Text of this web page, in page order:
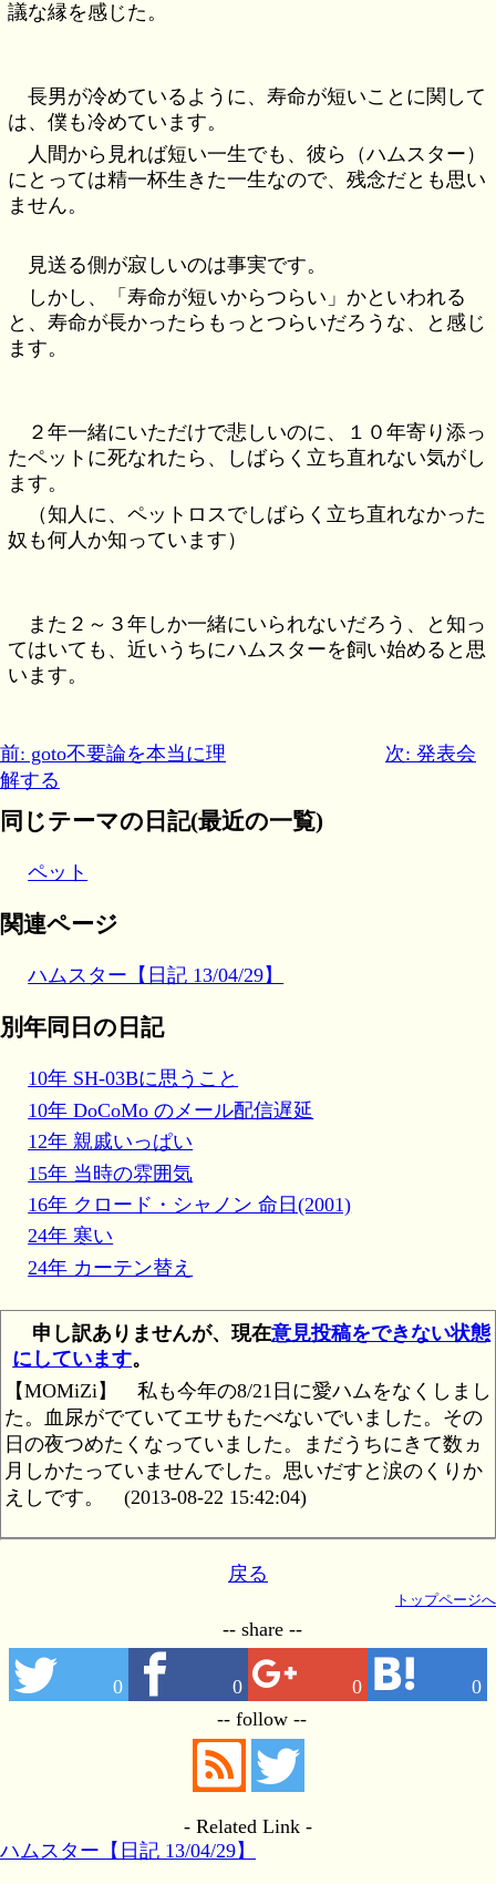
議な縁を感じた。
長男が冷めているように、寿命が短いことに関して
は、僕も冷めています。
人間から見れば短い一生でも、彼ら（ハムスター）
にとっては精一杯生きた一生なので、残念だとも思い
ません。
見送る側が寂しいのは事実です。
しかし、「寿命が短いからつらい」かといわれる
と、寿命が長かったらもっとつらいだろうな、と感じ
ます。
２年一緒にいただけで悲しいのに、１０年寄り添っ
たペットに死なれたら、しばらく立ち直れない気がし
ます。
（知人に、ペットロスでしばらく立ち直れなかった
奴も何人か知っています）
また２～３年しか一緒にいられないだろう、と知っ
てはいても、近いうちにハムスターを飼い始めると思
います。
前: goto不要論を本当に理
解する
次: 発表会
同じテーマの日記(最近の一覧)
ペット
関連ページ
ハムスター【日記 13/04/29】
別年同日の日記
10年 SH-03Bに思うこと
10年 DoCoMo のメール配信遅延
12年 親戚いっぱい
15年 当時の雰囲気
16年 クロード・シャノン 命日(2001)
24年 寒い
24年 カーテン替え
申し訳ありませんが、現在意見投稿をできない状態
にしています。
【MOMiZi】 私も今年の8/21日に愛ハムをなくしまし
た。血尿がでていてエサもたべないでいました。その
日の夜つめたくなっていました。まだうちにきて数ヵ
月しかたっていませんでした。思いだすと涙のくりか
えしです。
(2013-08-22 15:42:04)
戻る
トップページへ
-- share --
0 0 0 0
-- follow --
- Related Link -
ハムスター【日記 13/04/29】